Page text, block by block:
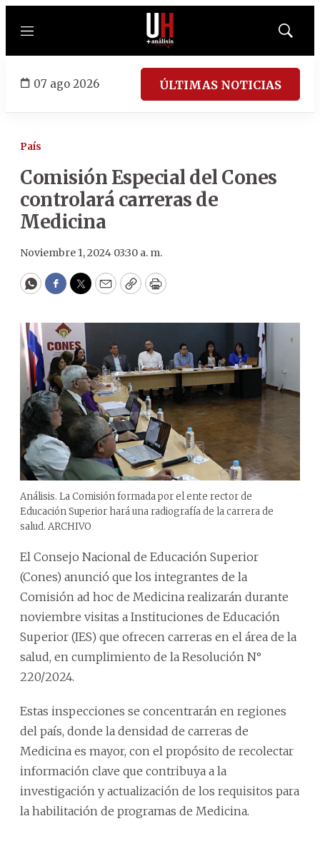
Menú
Mostrar
07 ago 2026 ÚLTIMAS NOTICIAS
País
Comisión Especial del Cones
controlará carreras de
Medicina
Noviembre 1, 2024 03:30 a. m.
WhatsApp
Facebook
Twitter
EmailCopyPrint
Análisis. La Comisión formada por el ente rector de
Educación Superior hará una radiografía de la carrera de
salud. ARCHIVO
El Consejo Nacional de Educación Superior
(Cones) anunció que los integrantes de la
Comisión ad hoc de Medicina realizarán durante
noviembre visitas a Instituciones de Educación
Superior (IES) que ofrecen carreras en el área de la
salud, en cumplimiento de la Resolución N°
220/2024.
Estas inspecciones se concentrarán en regiones
del país, donde la densidad de carreras de
Medicina es mayor, con el propósito de recolectar
información clave que contribuya a la
investigación y actualización de los requisitos para
la habilitación de programas de Medicina.